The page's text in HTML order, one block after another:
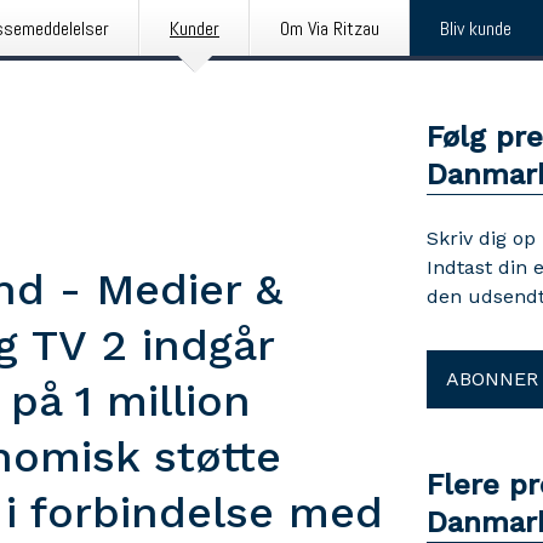
Kunder Om Via Ritzau Bliv kunde
- Medier &
TV 2 indgår
1 million
støtte
forbindelse med
Følg
Skriv dig
Indtast din
den
ABONNER
Flere